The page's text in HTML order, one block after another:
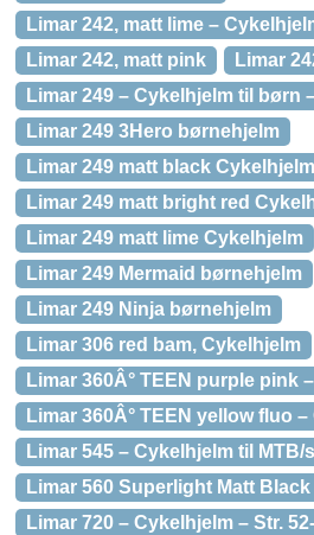
Limar 242, matt lime –
Limar 242, matt pink
Limar
Limar 249 – Cykelhjelm til børn
Limar 249 3Hero børnehjelm
Limar 249 matt black Cykelhjelm
Limar 249 matt bright red
Limar 249 matt lime Cykelhjelm
Limar 249 Mermaid børnehjelm
Limar 249 Ninja børnehjelm
Limar 306 red bam, Cykelhjelm
Limar 360Â° TEEN purple pink
Limar 360Â° TEEN yellow fluo
Limar 545 – Cykelhjelm til
Limar 560 Superlight Matt Black
Limar 720 – Cykelhjelm – Str.